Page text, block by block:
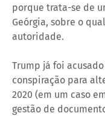
porque trata-se de
Geórgia, sobre o
autoridade.
Trump já foi
conspiração para
2020 (em um caso
gestão de